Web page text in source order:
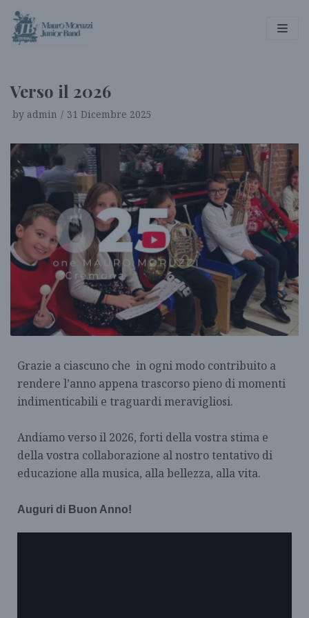
Vai
al
Verso il 2026
by admin 31 Dicembre 2025
Grazie a ciascuno che in ogni modo contribuito a
rendere l’anno appena trascorso pieno di momenti
indimenticabili e traguardi meravigliosi.
Andiamo verso il 2026, forti della vostra stima e
della vostra collaborazione al nostro tentativo di
educazione alla musica, alla bellezza, alla vita.
Auguri di Buon Anno!